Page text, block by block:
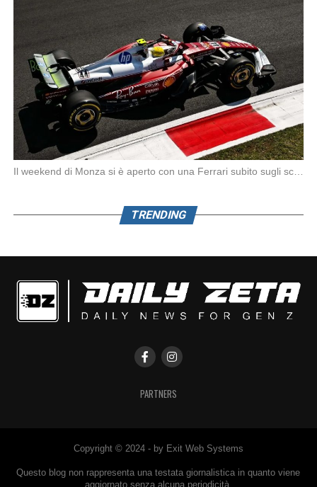
Il weekend di Monza si è aperto con una Ferrari subito sugli scudi. Nella prima […]
TRENDING
PARTNERS
Copyright © 2024 - by Exit Web Systems
Questo blog non rappresenta una testata giornalistica in quanto viene
aggiornato senza alcuna periodicità.